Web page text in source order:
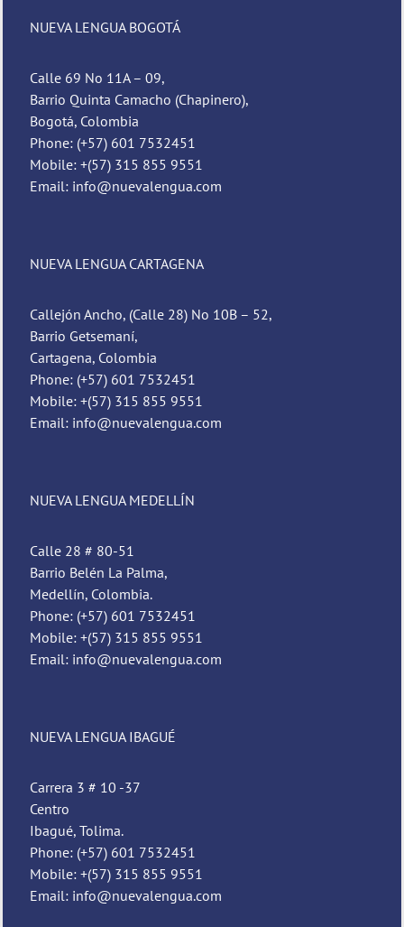
NUEVA LENGUA BOGOTÁ
Calle 69 No 11A – 09,
Barrio Quinta Camacho (Chapinero),
Bogotá, Colombia
Phone: (+57) 601 7532451
Mobile: +(57) 315 855 9551
Email: info@nuevalengua.com
NUEVA LENGUA CARTAGENA
Callejón Ancho, (Calle 28) No 10B – 52,
Barrio Getsemaní,
Cartagena, Colombia
Phone: (+57) 601 7532451
Mobile: +(57) 315 855 9551
Email: info@nuevalengua.com
NUEVA LENGUA MEDELLÍN
Calle 28 # 80-51
Barrio Belén La Palma,
Medellín, Colombia.
Phone: (+57) 601 7532451
Mobile: +(57) 315 855 9551
Email: info@nuevalengua.com
NUEVA LENGUA IBAGUÉ
Carrera 3 # 10 -37
Centro
Ibagué, Tolima.
Phone: (+57) 601 7532451
Mobile: +(57) 315 855 9551
Email: info@nuevalengua.com